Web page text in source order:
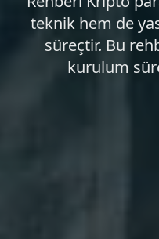
teknik hem de
süreçtir. Bu
kurulum